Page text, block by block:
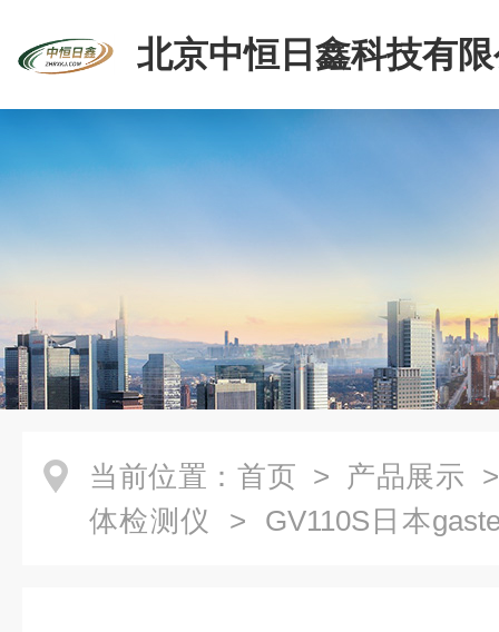
北京中恒日鑫科技有
当前位置： 首页 > 产品展示
体检测仪 > GV110S日本